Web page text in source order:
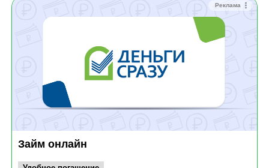
Реклама
Займ онлайн